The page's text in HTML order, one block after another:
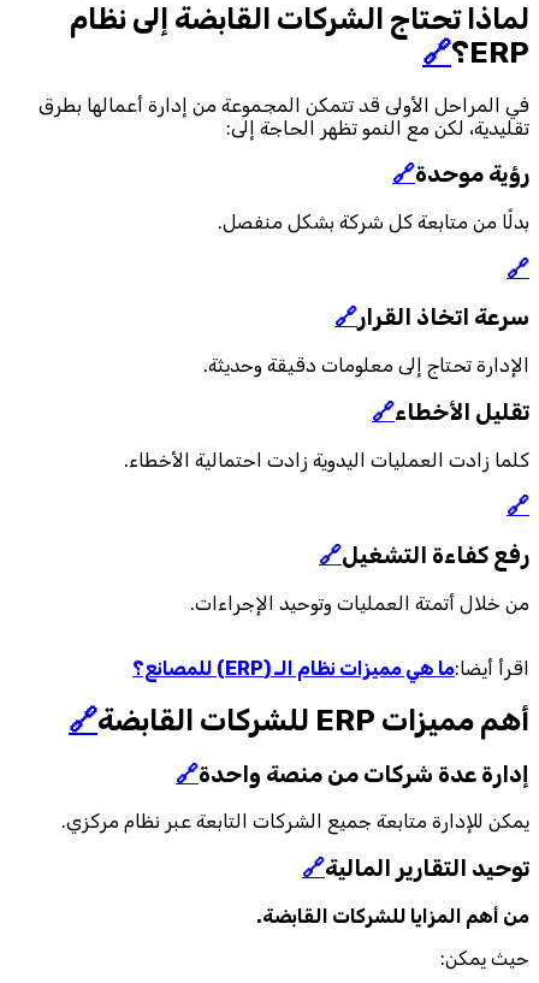
لماذا تحتاج الشركات القابضة إلى نظام
ERP؟
🔗
في المراحل الأولى قد تتمكن المجموعة من إدارة أعمالها بطرق
تقليدية، لكن مع النمو تظهر الحاجة إلى:
رؤية موحدة🔗
بدلًا من متابعة كل شركة بشكل منفصل.
🔗
سرعة اتخاذ القرار🔗
الإدارة تحتاج إلى معلومات دقيقة وحديثة.
تقليل الأخطاء🔗
كلما زادت العمليات اليدوية زادت احتمالية الأخطاء.
🔗
رفع كفاءة التشغيل🔗
من خلال أتمتة العمليات وتوحيد الإجراءات.
اقرأ أيضا:ما هي مميزات نظام الـ (ERP) للمصانع؟
أهم مميزات ERP للشركات القابضة 🔗
إدارة عدة شركات من منصة واحدة🔗
يمكن للإدارة متابعة جميع الشركات التابعة عبر نظام مركزي.
توحيد التقارير المالية🔗
من أهم المزايا للشركات القابضة.
حيث يمكن: